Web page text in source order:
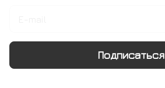
Подписаться